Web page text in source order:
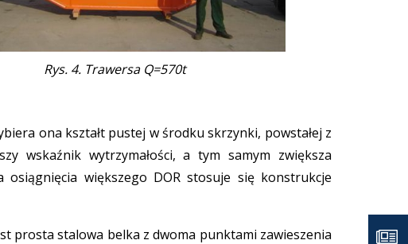
Rys. 4. Trawersa Q=570t
ona kształt pustej w środku skrzynki, powstałej z
wskaźnik wytrzymałości, a tym samym zwiększa
większego DOR stosuje się konstrukcje
prosta stalowa belka z dwoma punktami zawieszenia